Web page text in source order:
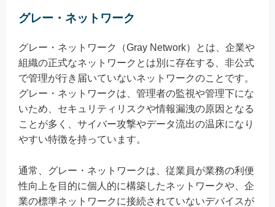
グレー・ネットワーク
グレー・ネットワーク（Gray Network）とは、企業や
組織の正式なネットワークとは別に存在する、非公式
で管理が行き届いていないネットワークのことです。
グレー・ネットワークは、管理者の監視や管理下にな
いため、セキュリティリスクや情報漏洩の原因となる
ことが多く、サイバー攻撃やデータ流出の温床になり
やすい特徴を持っています。
通常、グレー・ネットワークは、従業員が業務の利便
性向上を目的に個人的に構築したネットワークや、企
業の標準ネットワークに接続されていないデバイスが